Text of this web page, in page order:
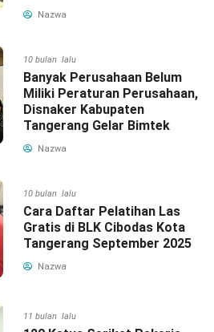
Nazwa
10 bulan lalu
Banyak Perusahaan Belum
Miliki Peraturan Perusahaan,
Disnaker Kabupaten
Tangerang Gelar Bimtek
Nazwa
10 bulan lalu
Cara Daftar Pelatihan Las
Gratis di BLK Cibodas Kota
Tangerang September 2025
Nazwa
11 bulan lalu